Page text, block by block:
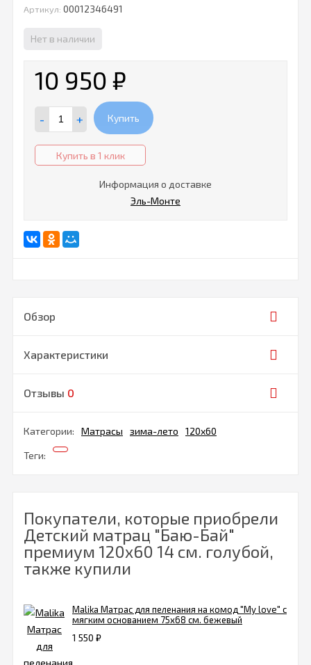
Артикул: 00012346491
Нет в наличии
10 950 ₽
- + Купить
Купить в 1 клик
Информация о доставке
Эль-Монте
Обзор
Характеристики
Отзывы 0
Категории: Матрасы зима-лето 120х60
Теги:
Покупатели, которые приобрели
Детский матрац "Баю-Бай"
премиум 120х60 14 см. голубой,
также купили
Malika Матрас для пеленания на комод "My love" с
мягким основанием 75х68 см. бежевый
1 550 ₽